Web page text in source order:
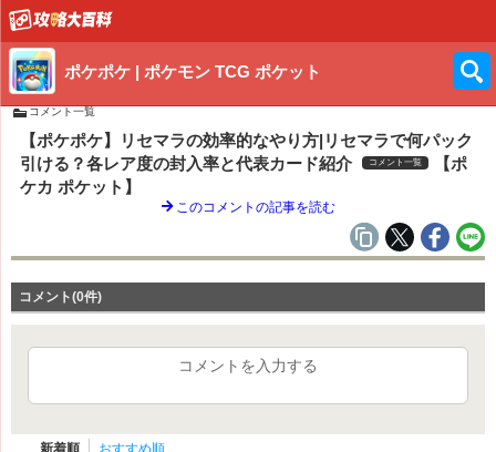
ポケポケ | ポケモン TCG ポケット
コメント一覧
【ポケポケ】リセマラの効率的なやり方|リセマラで何パック
引ける？各レア度の封入率と代表カード紹介
コメント一覧
【ポ
ケカ ポケット】
このコメントの記事を読む
コメント(0件)
コメントを入力する
新着順 おすすめ順